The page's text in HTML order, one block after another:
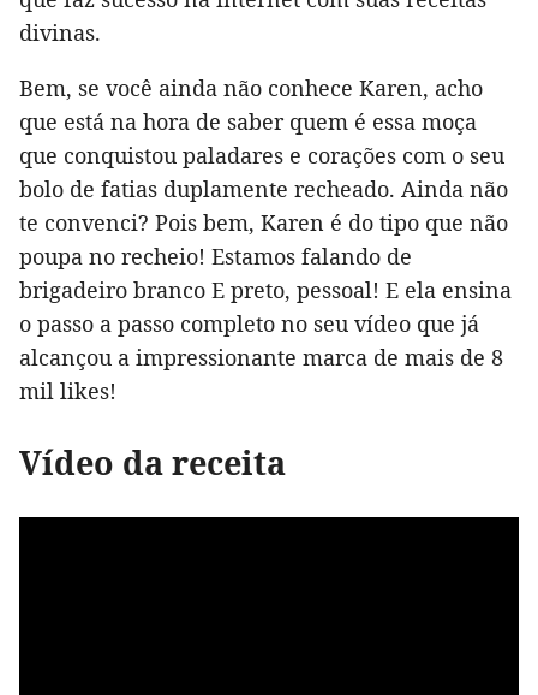
divinas.
Bem, se você ainda não conhece Karen, acho
que está na hora de saber quem é essa moça
que conquistou paladares e corações com o seu
bolo de fatias duplamente recheado. Ainda não
te convenci? Pois bem, Karen é do tipo que não
poupa no recheio! Estamos falando de
brigadeiro branco E preto, pessoal! E ela ensina
o passo a passo completo no seu vídeo que já
alcançou a impressionante marca de mais de 8
mil likes!
Vídeo da receita